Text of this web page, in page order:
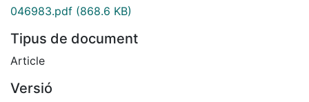
046983.pdf (868.6 KB)
Tipus de document
Article
Versió